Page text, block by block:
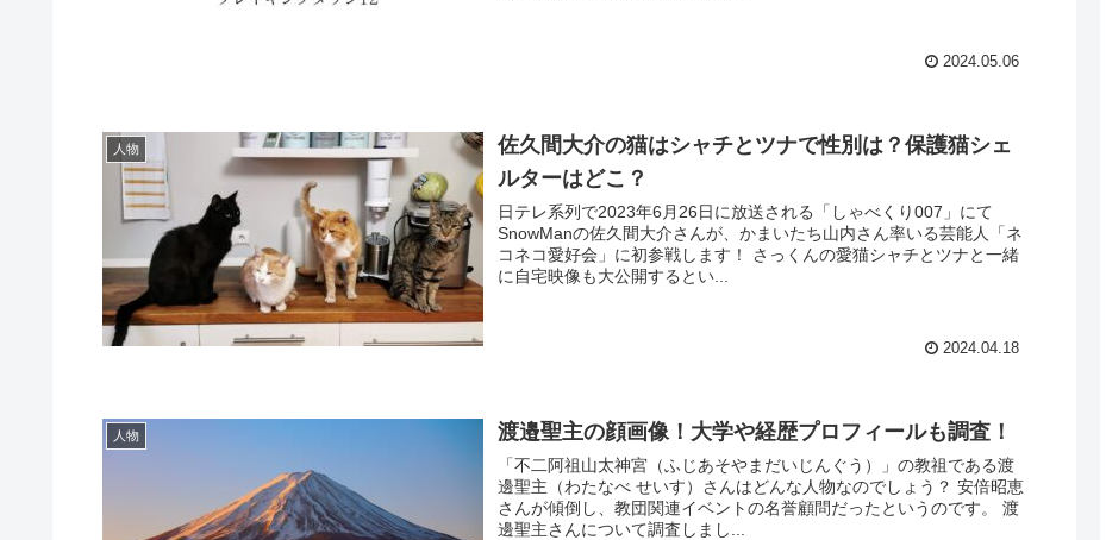
2024.05.06
人物
佐久間大介の猫はシャチとツナで性別は？保護猫シェ
ルターはどこ？
日テレ系列で2023年6月26日に放送される「しゃべくり007」にて
SnowManの佐久間大介さんが、かまいたち山内さん率いる芸能人「ネ
コネコ愛好会」に初参戦します！ さっくんの愛猫シャチとツナと一緒
に自宅映像も大公開するとい...
2024.04.18
人物 渡邉聖主の顔画像！大学や経歴プロフィールも調査！
「不二阿祖山太神宮（ふじあそやまだいじんぐう）」の教祖である渡
邊聖主（わたなべ せいす）さんはどんな人物なのでしょう？ 安倍昭恵
さんが傾倒し、教団関連イベントの名誉顧問だったというのです。 渡
邊聖主さんについて調査しまし...